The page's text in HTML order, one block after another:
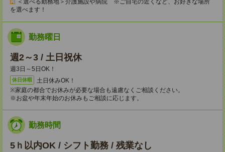
＜選べる勤務地＞介護施設や病院 ※ご自宅の近くなど、お好きな場所
を選べます！
勤務曜日
週2～3 / 土日祝休
週3日～5日OK！
休日休暇
土日休みOK！
※家庭の都合でお休みが必要な場合も遠慮なくご相談ください。
※お盆や年末年始のお休みもご相談に応じます。
勤務時間
5ｈ以内OK / シフト勤務 / 残業なし